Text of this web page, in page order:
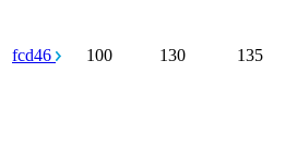
fcd46 100 130 135